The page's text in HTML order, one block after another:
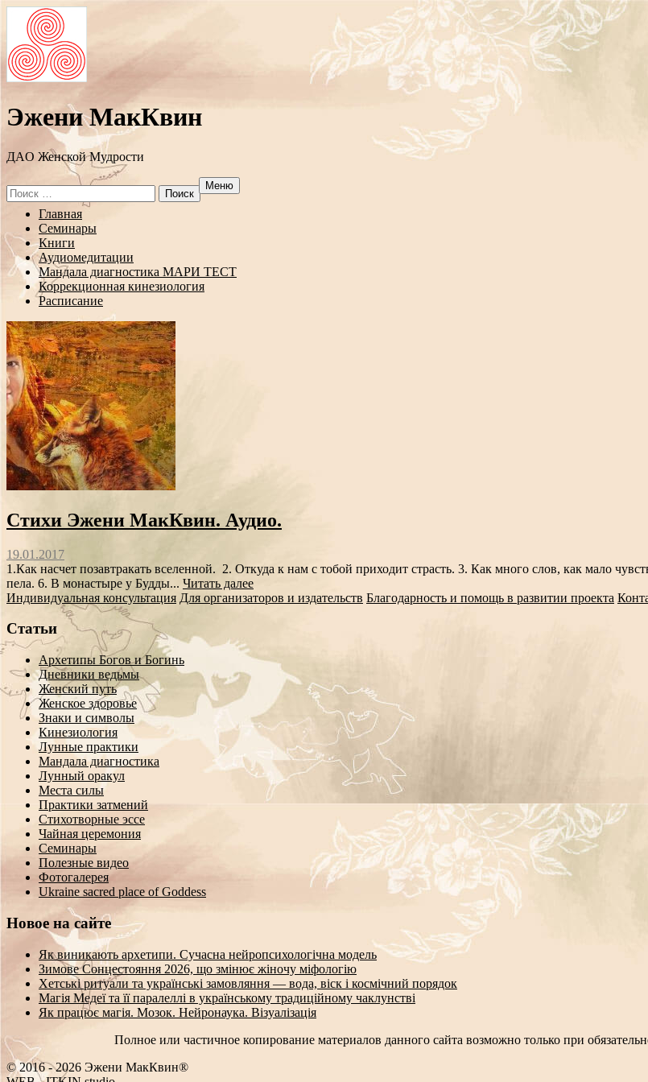
Эжени МакКвин
ДAO Женской Мудрости
Search
for:
Меню
Перейти
содержанию
Главная
Семинары
Книги
Аудиомедитации
Мандала диагностика МАРИ ТЕСТ
Коррекционная кинезиология
Расписание
Стихи Эжени МакКвин. Аудио.
19.01.2017
1.Как насчет позавтракать вселенной. 2. Откуда к нам с тобой приходит страсть. 3. Как много слов, как мало
пела. 6. В монастыре у Будды... Читать далее
Индивидуальная консультация Для организаторов и издательств Благодарность и помощь в развитии проекта
Статьи
Архетипы Богов и Богинь
Дневники ведьмы
Женский путь
Женское здоровье
Знаки и символы
Кинезиология
Лунные практики
Мандала диагностика
Лунный оракул
Места силы
Практики затмений
Стихотворные эссе
Чайная церемония
Семинары
Полезные видео
Фотогалерея
Ukraine sacred place of Goddess
Новое на сайте
Як виникають архетипи. Сучасна нейропсихологічна модель
Зимове Сонцестояння 2026, що змінює жіночу міфологію
Хетські ритуали та українські замовляння — вода, віск і космічний порядок
Магія Медеї та її паралеллі в українському традиційному чаклунстві
Як працює магія. Мозок. Нейронаука. Візуалізація
Полное или частичное копирование материалов данного сайта возможно только при
© 2016 - 2026 Эжени МакКвин®